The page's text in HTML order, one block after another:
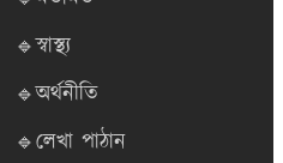
🔹স্বাস্থ্য
🔹অর্থনীতি
🔹লেখা পাঠান